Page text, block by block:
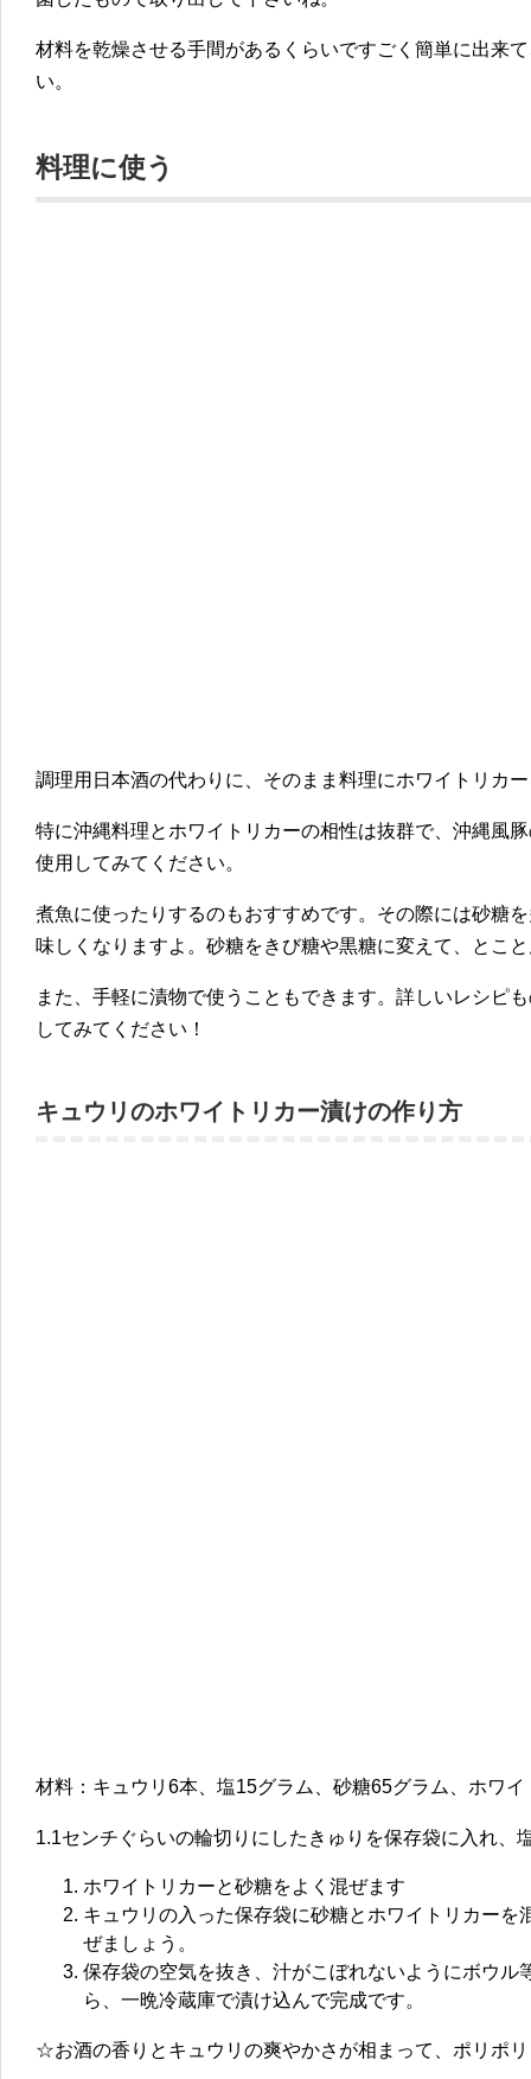
材料を乾燥させる手間があるくらいですごく簡単に出来
い。
料理に使う
調理用日本酒の代わりに、そのまま料理にホワイトリカ
特に沖縄料理とホワイトリカーの相性は抜群で、沖縄風
使用してみてください。
煮魚に使ったりするのもおすすめです。その際には砂糖
味しくなりますよ。砂糖をきび糖や黒糖に変えて、とこ
また、手軽に漬物で使うこともできます。詳しいレシピ
してみてください！
キュウリのホワイトリカー漬けの作り方
材料：キュウリ6本、塩15グラム、砂糖65グラム、ホワイ
1.1センチぐらいの輪切りにしたきゅりを保存袋に入れ、
ホワイトリカーと砂糖をよく混ぜます
キュウリの入った保存袋に砂糖とホワイトリカーを
ぜましょう。
保存袋の空気を抜き、汁がこぼれないようにボウル
ら、一晩冷蔵庫で漬け込んで完成です。
☆お酒の香りとキュウリの爽やかさが相まって、ポリポ